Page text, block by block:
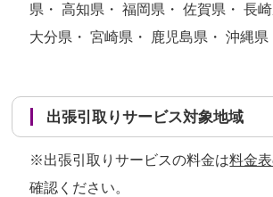
県・ 高知県・ 福岡県・ 佐賀県・ 長崎
大分県・ 宮崎県・ 鹿児島県・ 沖縄県
出張引取りサービス対象地域
※出張引取りサービスの料金は料金
確認ください。